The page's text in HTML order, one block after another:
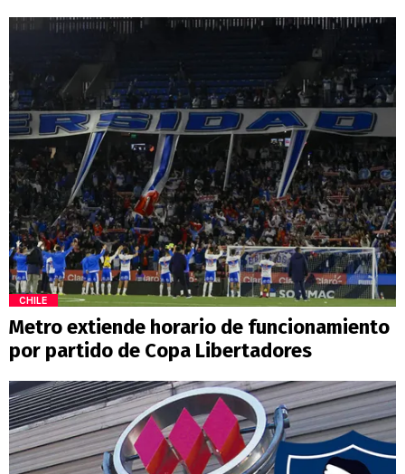
CHILE
Metro extiende horario de funcionamiento
por partido de Copa Libertadores